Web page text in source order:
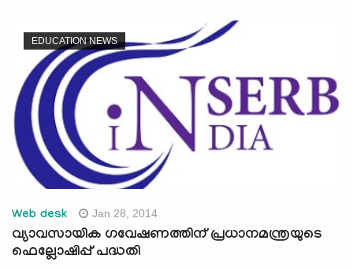
EDUCATION NEWS
Web desk Jan 28, 2014
വ്യാവസായിക ഗവേഷണത്തിന് പ്രധാനമന്ത്രയുടെ
ഫെല്ലോഷിപ്പ് പദ്ധതി